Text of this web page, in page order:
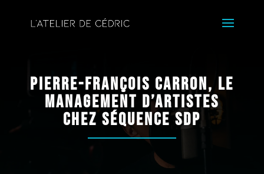
Pierre-François Carron, le
management d’artistes
chez Séquence SDP